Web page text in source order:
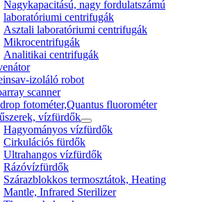
Nagykapacitású, nagy fordulatszámú
laboratóriumi centrifugák
Asztali laboratóriumi centrifugák
Mikrocentrifugák
Analitikai centrifugák
izoláló robot
scanner
fotométer,Quantus fluorométer
vízfürdők
Hagyományos vízfürdők
Cirkulációs fürdők
Ultrahangos vízfürdők
Rázóvízfürdők
Szárazblokkos termosztátok, Heating
Mantle, Infrared Sterilizer